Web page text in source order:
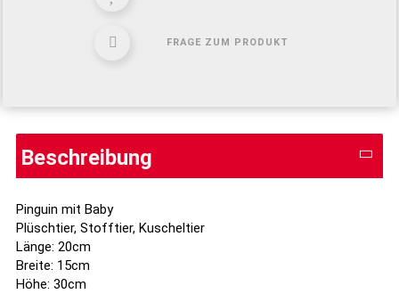
FRAGE ZUM PRODUKT
Beschreibung
Pinguin mit Baby
Plüschtier, Stofftier, Kuscheltier
Länge: 20cm
Breite: 15cm
Höhe: 30cm